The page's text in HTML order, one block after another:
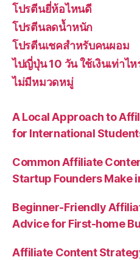
โปรตีนยี่ห้อไหนดี
โปรตีนลดน้ำหนัก
โปรตีนเชคสำหรับคนผอม
ไปญี่ปุ่น 10 วัน ใช้เงินเท่าไห
ไม่มีหมวดหมู่
A Local Approach to
for International
Common Affiliate
Startup Founders Make
Beginner-Friendly
Advice for First-home
Affiliate Content